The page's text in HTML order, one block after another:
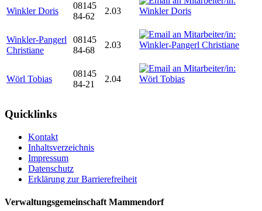
Winkler Doris
08145
84-62
2.03
Winkler-Pangerl
Christiane
08145
84-68
2.03
Wörl Tobias
08145
84-21
2.04
Quicklinks
Kontakt
Inhaltsverzeichnis
Impressum
Datenschutz
Erklärung zur Barrierefreiheit
Verwaltungsgemeinschaft Mammendorf